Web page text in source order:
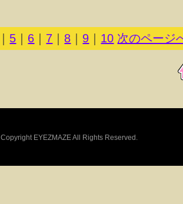
5 6 7 8 9 10 次のページ
Copyright EYEZMAZE All Rights Reserved.